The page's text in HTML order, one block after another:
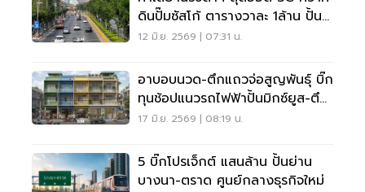
ดินปั๊มซัสโก้ ตารางวาละ 1ล้าน ปั้น
ศูนย์กลางธุรกิจใหม่
12 มิ.ย. 2569 | 07:31 น.
อาบอบนวด-ตึกแถวจ่อสูญพันธุ์ บิ๊ก
ทุนช้อปแนวรถไฟฟ้าปั้นมิกซ์ยูส-ตึก
สูง
17 มิ.ย. 2569 | 08:19 น.
5 บิ๊กโปรเจ็กต์ แสนล้าน ปั้นย่าน
บางนา-ตราด ศูนย์กลางธุรกิจใหม่